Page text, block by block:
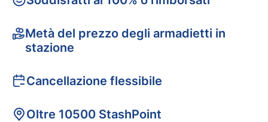
Metà del prezzo degli armadietti in
stazione
Cancellazione flessibile
Oltre 10500 StashPoint